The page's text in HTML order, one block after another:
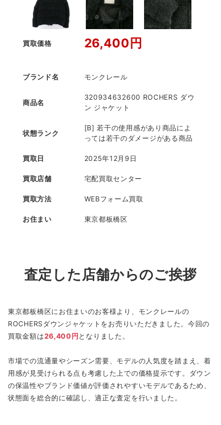
買取価格 26,400円
ブランド名 モンクレール
商品名
320934632600 ROCHERS ダウ
ン ジャケット
状態ランク
[B] 若干の使用感があり商品によ
っては若干のダメージがある商品
買取日 2025年12月9日
買取店舗 宅配買取センター
買取方法 WEBフォーム買取
お住まい 東京都板橋区
査定した店舗からのご挨拶
東京都板橋区にお住まいのお客様より、モンクレールの
ROCHERSダウンジャケットをお売りいただきました。今回の
買取金額は26,400円となりました。
市場での流通量やシーズン需要、モデルの人気度を踏まえ、着
用感が見受けられる点も考慮した上での価格提示です。ダウン
の保温性やブランド価値が評価されやすいモデルであるため、
状態面を総合的に確認し、適正な査定を行いました。